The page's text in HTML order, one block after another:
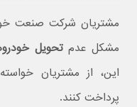
مشتریان شرکت صنعت
مشکل عدمتحویل
پرداخت کنند.